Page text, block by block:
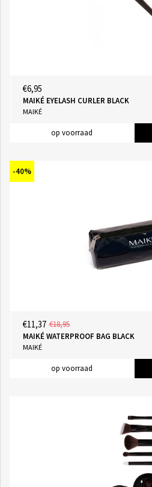
€6,95
MAIKÉ EYELASH CURLER BLACK
MAIKÉ
op voorraad
-40%
€11,37 €18,95
MAIKÉ WATERPROOF BAG BLACK
MAIKÉ
op voorraad